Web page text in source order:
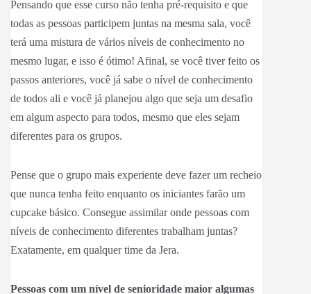
Pensando que esse curso não tenha pré-requisito e que
todas as pessoas participem juntas na mesma sala, você
terá uma mistura de vários níveis de conhecimento no
mesmo lugar, e isso é ótimo! Afinal, se você tiver feito os
passos anteriores, você já sabe o nível de conhecimento
de todos ali e você já planejou algo que seja um desafio
em algum aspecto para todos, mesmo que eles sejam
diferentes para os grupos.
Pense que o grupo mais experiente deve fazer um recheio
que nunca tenha feito enquanto os iniciantes farão um
cupcake básico. Consegue assimilar onde pessoas com
níveis de conhecimento diferentes trabalham juntas?
Exatamente, em qualquer time da Jera.
Pessoas com um nível de senioridade maior algumas